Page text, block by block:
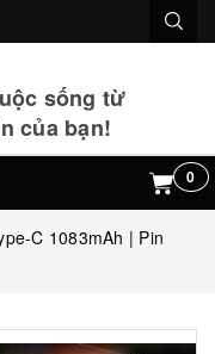
sống từ
của bạn!
0
C 1083mAh | Pin